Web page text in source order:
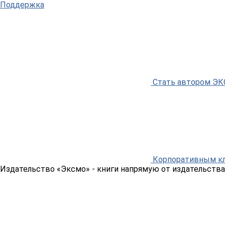
Поддержка
Стать автором
Корпоративным
Издательство «Эксмо» - книги напрямую от издательства